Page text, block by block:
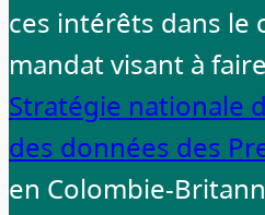
ces intérêts dans le
mandat visant à
Stratégie nationale
des données des
en Colombie-